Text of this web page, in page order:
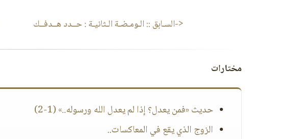
<-السـابق ::الـومـضـة الـثانيـة : حــدد هــدفــك
مختارات
حديث «فمن يعدل؟ إذا لم يعدل الله ورسوله..» (1-2)
الزوج الذي يقع في المعاكسات..